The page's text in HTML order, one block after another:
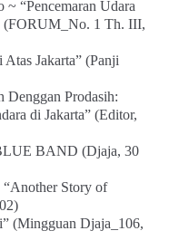
“Pencemaran Udara
(FORUM_No. 1 Th. III,
Jakarta” (Panji
Denggan Prodasih:
di Jakarta” (Editor,
BAND (Djaja, 30
Story of
(Mingguan Djaja_106,